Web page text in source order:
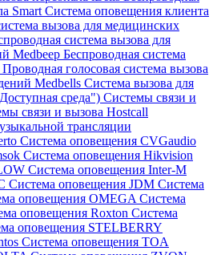
Smart Система оповещения клиента
вызова для медицинских
система вызова для
Medbeep Беспроводная система
Проводная голосовая система вызова
Medbells Система вызова для
среда") Системы связи и
связи и вызова Hostcall
трансляции
Система оповещения CVGaudio
Система оповещения Hikvision
Система оповещения Inter-M
Система оповещения JDM Система
оповещения OMEGA Система
оповещения Roxton Система
оповещения STELBERRY
Система оповещения TOA